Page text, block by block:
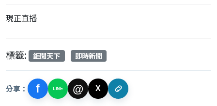
現正直播
標籤: 鉅聞天下 即時新聞
分享： f LINE @ X